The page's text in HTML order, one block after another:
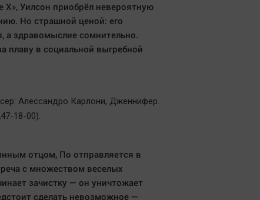
Уилсон приобрёл невероятную
Но страшной ценой: его
а здравомыслие сомнительно.
плаву в социальной выгребной
Алессандро Карлони, Дженнифер.
18-00).
отцом, По отправляется в
с множеством веселых
зачистку — он уничтожает
сделать невозможное —